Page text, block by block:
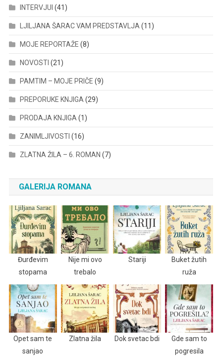
INTERVJUI (41)
LJILJANA ŠARAC VAM PREDSTAVLJA (11)
MOJE REPORTAŽE (8)
NOVOSTI (21)
PAMTIM – MOJE PRIČE (9)
PREPORUKE KNJIGA (29)
PRODAJA KNJIGA (1)
ZANIMLJIVOSTI (16)
ZLATNA ŽILA – 6. ROMAN (7)
GALERIJA ROMANA
Đurđevim
stopama
Nije mi ovo
trebalo
Stariji
Buket žutih
ruža
Opet sam te
sanjao
Zlatna žila Dok svetac bdi
Gde sam to
pogresila